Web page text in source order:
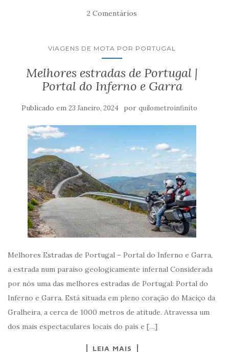
2 Comentários
VIAGENS DE MOTA POR PORTUGAL
Melhores estradas de Portugal |
Portal do Inferno e Garra
Publicado em 23 Janeiro, 2024 por quilometroinfinito
Melhores Estradas de Portugal – Portal do Inferno e Garra,
a estrada num paraíso geologicamente infernal Considerada
por nós uma das melhores estradas de Portugal: Portal do
Inferno e Garra. Está situada em pleno coração do Maciço da
Gralheira, a cerca de 1000 metros de atitude. Atravessa um
dos mais espectaculares locais do país e […]
LEIA MAIS